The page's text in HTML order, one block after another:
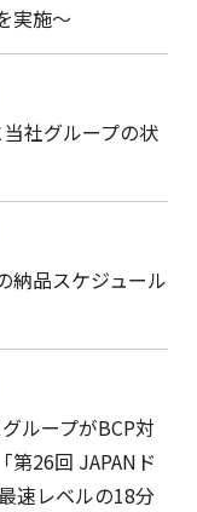
実施～
社グループの状
納品スケジュール
ループがBCP対
第26回 JAPANド
速レベルの18分